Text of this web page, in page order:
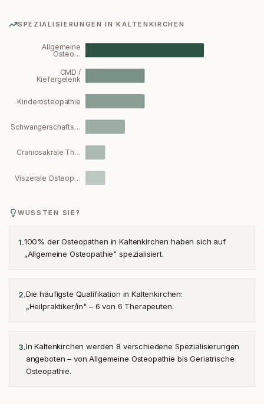
SPEZIALISIERUNGEN INKALTENKIRCHEN
Allgemeine
Osteo…
CMD /
Kiefergelenk
Kinderosteopathie
Schwangerschafts…
Craniosakrale Th…
Viszerale Osteop…
WUSSTEN SIE?
1.100% der Osteopathen in Kaltenkirchen haben sich auf
„Allgemeine Osteopathie" spezialisiert.
2.Die häufigste Qualifikation in Kaltenkirchen:
„Heilpraktiker/in" – 6 von 6 Therapeuten.
3.In Kaltenkirchen werden 8 verschiedene Spezialisierungen
angeboten – von Allgemeine Osteopathie bis Geriatrische
Osteopathie.